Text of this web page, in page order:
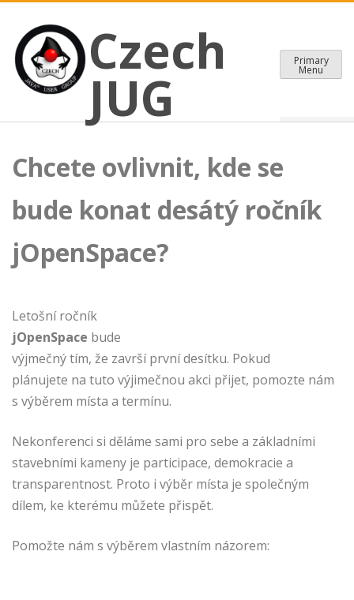
content
Czech JUG
CZECH JAVA USER GROUP
Czech
JUG
Primary
Menu
Chcete ovlivnit, kde se
bude konat desátý ročník
jOpenSpace?
Letošní ročník
jOpenSpace bude
výjmečný tím, že završí první desítku. Pokud
plánujete na tuto výjimečnou akci přijet, pomozte nám
s výběrem místa a termínu.
Nekonferenci si děláme sami pro sebe a základními
stavebními kameny je participace, demokracie a
transparentnost. Proto i výběr místa je společným
dílem, ke kterému můžete přispět.
Pomožte nám s výběrem vlastním názorem: